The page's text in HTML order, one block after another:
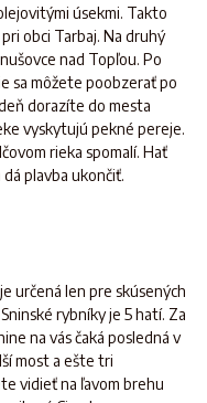
úsekmi. Takto
obci Tarbaj. Na druhý
nad Topľou. Po
sa môžete poobzerať po
dorazíte do mesta
vyskytujú pekné pereje.
rieka spomalí. Hať
plavba ukončiť.
určená len pre skúsených
rybníky je 5 hatí. Za
na vás čaká posledná v
most a ešte tri
vidieť na ľavom brehu